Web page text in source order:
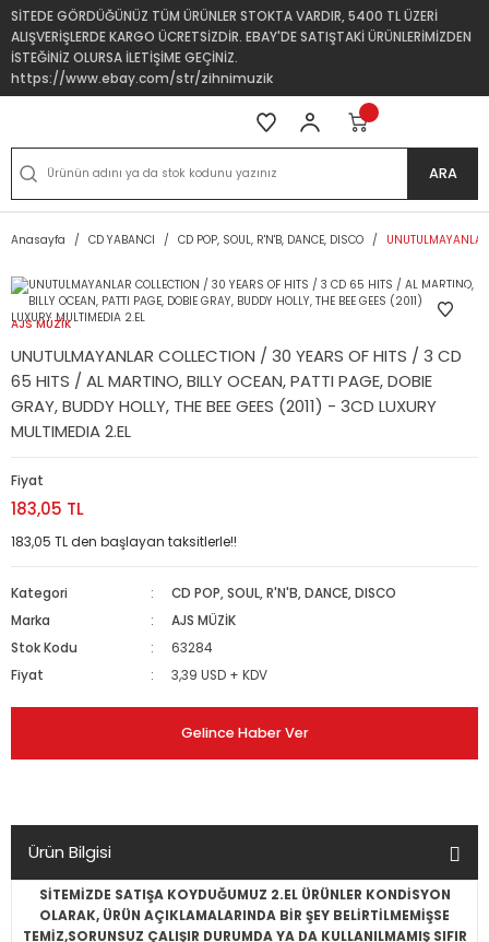
SİTEDE GÖRDÜĞÜNÜZ TÜM ÜRÜNLER STOKTA VARDIR, 5400 TL ÜZERİ
ALIŞVERİŞLERDE KARGO ÜCRETSİZDİR. EBAY'DE SATIŞTAKİ ÜRÜNLERİMİZDEN
İSTEĞİNİZ OLURSA İLETİŞİME GEÇİNİZ.
https://www.ebay.com/str/zihnimuzik
ARA
Anasayfa CD YABANCI CD POP, SOUL, R'N'B, DANCE, DISCO
AJS MÜZİK
UNUTULMAYANLAR COLLECTION / 30 YEARS OF HITS / 3 CD
65 HITS / AL MARTINO, BILLY OCEAN, PATTI PAGE, DOBIE
GRAY, BUDDY HOLLY, THE BEE GEES (2011) - 3CD LUXURY
MULTIMEDIA 2.EL
Fiyat
183,05 TL
183,05 TL den başlayan taksitlerle!!
Kategori
CD POP, SOUL, R'N'B, DANCE, DISCO
Marka
AJS MÜZİK
Stok Kodu
63284
Fiyat
3,39 USD + KDV
Gelince Haber Ver
Ürün Bilgisi
SİTEMİZDE SATIŞA KOYDUĞUMUZ 2.EL ÜRÜNLER KONDİSYON
OLARAK, ÜRÜN AÇIKLAMALARINDA BİR ŞEY BELİRTİLMEMİŞSE
TEMİZ,SORUNSUZ ÇALIŞIR DURUMDA YA DA KULLANILMAMIŞ SIFIR